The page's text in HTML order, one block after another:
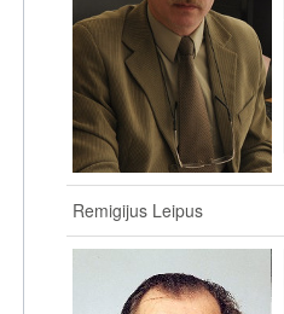
Remigijus Leipus